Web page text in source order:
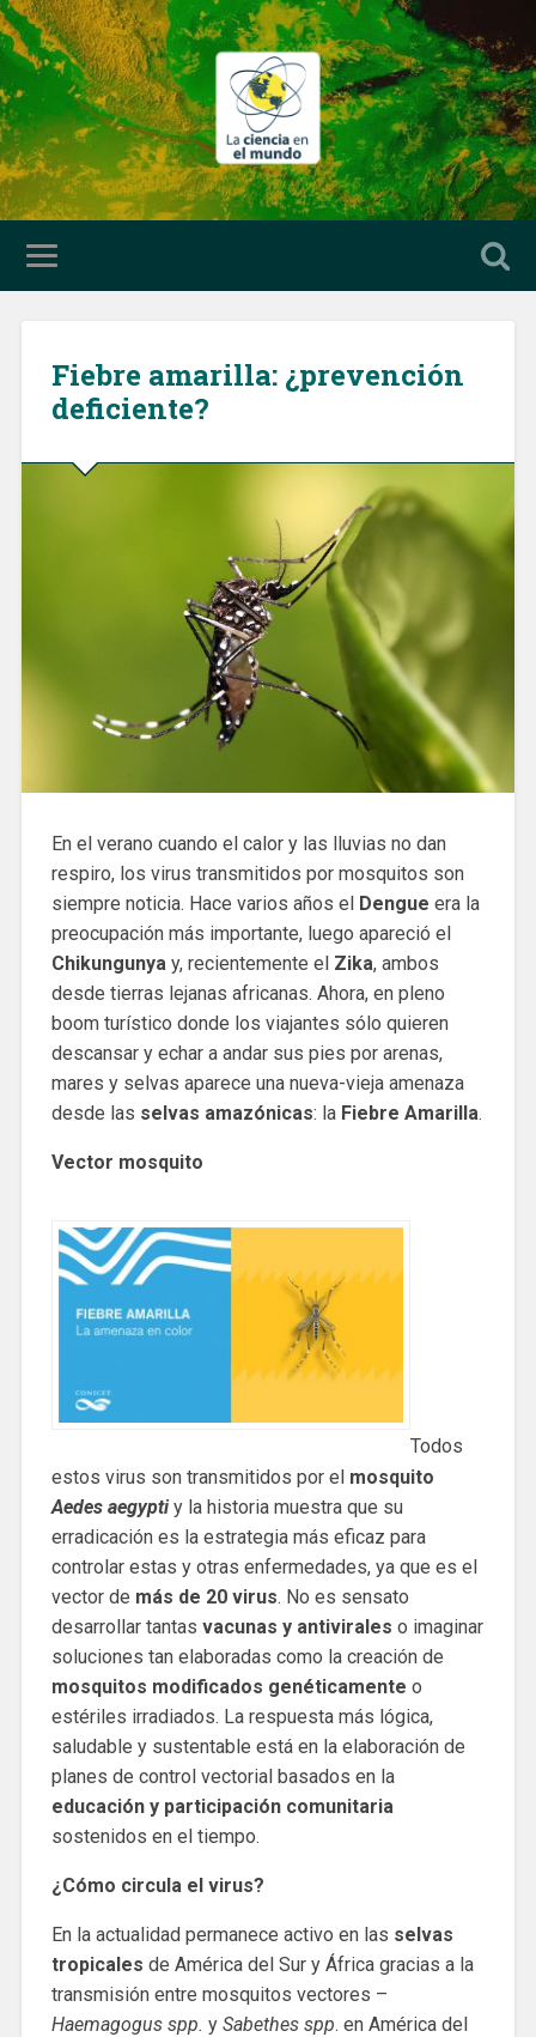
Fiebre amarilla: ¿prevención
deficiente?
En el verano cuando el calor y las lluvias no dan
respiro, los virus transmitidos por mosquitos son
siempre noticia. Hace varios años el
Dengue era la
preocupación más importante, luego apareció el
Chikungunyay, recientemente el Zika, ambos
desde tierras lejanas africanas. Ahora, en pleno
boom turístico donde los viajantes sólo quieren
descansar y echar a andar sus pies por arenas,
mares y selvas aparece una nueva-vieja amenaza
desde las selvas amazónicas: la Fiebre Amarilla.
Vector mosquito
Todos
estos virus son transmitidos por el mosquito
Aedes aegyptiy la historia muestra que su
erradicación es la estrategia más eficaz para
controlar estas y otras enfermedades, ya que es el
vector de más de 20 virus. No es sensato
desarrollar tantas vacunas y antivirales o imaginar
soluciones tan elaboradas como la creación de
mosquitos modificados genéticamente o
estériles irradiados. La respuesta más lógica,
saludable y sustentable está en la elaboración de
planes de control vectorial basados en la
educación y participación comunitaria
sostenidos en el tiempo.
¿Cómo circula el virus?
En la actualidad permanece activo en las selvas
tropicales de América del Sur y África gracias a la
transmisión entre mosquitos vectores –
Haemagogus spp. y Sabethes spp. en América del